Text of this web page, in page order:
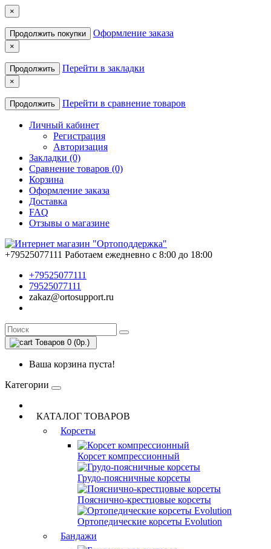
×
Продолжить покупки Оформление заказа
×
Продолжить Перейти в закладки
×
Продолжить Перейти в сравнение товаров
Личный кабинет
Регистрация
Авторизация
Закладки (0)
Сравнение товаров (0)
Корзина
Оформление заказа
Доставка
FAQ
Отзывы о магазине
+79525077111 Работаем ежедневно с 8:00 до 18:00
+79525077111
79525077111
zakaz@ortosupport.ru
Товаров 0 (0р.)
Ваша корзина пуста!
Категории
КАТАЛОГ ТОВАРОВ
Корсеты
Корсет компрессионный
Грудо-поясничные корсеты
Пояснично-крестцовые корсеты
Ортопедические корсеты Evolution
Бандажи